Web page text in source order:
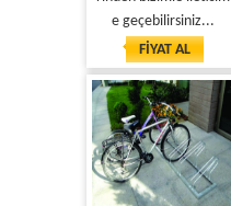
e geçebilirsiniz...
FİYAT AL